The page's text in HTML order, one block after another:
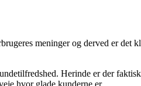
meninger og derved er det
Herinde er der